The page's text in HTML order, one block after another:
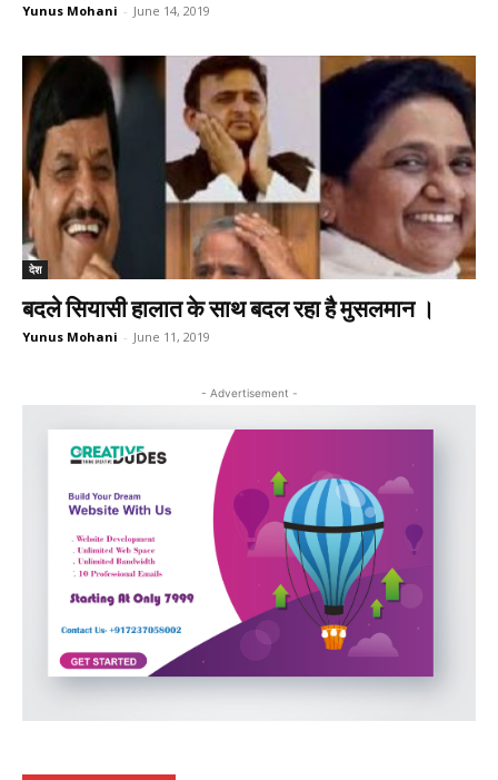
Yunus Mohani - June 14, 2019
देश
बदले सियासी हालात के साथ बदल रहा है मुसलमान ।
Yunus Mohani - June 11, 2019
- Advertisement -